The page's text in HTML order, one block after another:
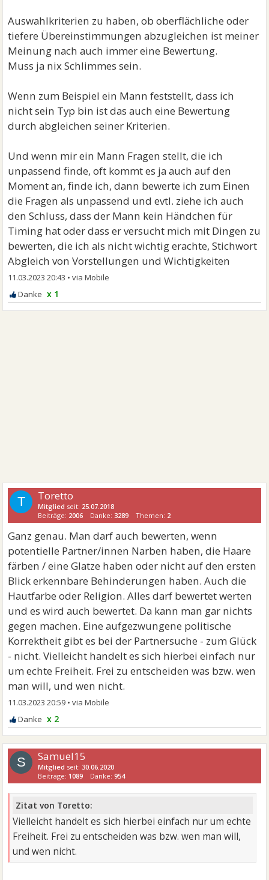
Auswahlkriterien zu haben, ob oberflächliche oder
tiefere Übereinstimmungen abzugleichen ist meiner
Meinung nach auch immer eine Bewertung.
Muss ja nix Schlimmes sein.
Wenn zum Beispiel ein Mann feststellt, dass ich
nicht sein Typ bin ist das auch eine Bewertung
durch abgleichen seiner Kriterien.
Und wenn mir ein Mann Fragen stellt, die ich
unpassend finde, oft kommt es ja auch auf den
Moment an, finde ich, dann bewerte ich zum Einen
die Fragen als unpassend und evtl. ziehe ich auch
den Schluss, dass der Mann kein Händchen für
Timing hat oder dass er versucht mich mit Dingen zu
bewerten, die ich als nicht wichtig erachte, Stichwort
Abgleich von Vorstellungen und Wichtigkeiten
11.03.2023 20:43 •
x 1
T Toretto
Mitglied seit: 25.07.2018
Beiträge: 2006 Danke: 3289 Themen: 2
Ganz genau. Man darf auch bewerten, wenn
potentielle Partner/innen Narben haben, die Haare
färben / eine Glatze haben oder nicht auf den ersten
Blick erkennbare Behinderungen haben. Auch die
Hautfarbe oder Religion. Alles darf bewertet werten
und es wird auch bewertet. Da kann man gar nichts
gegen machen. Eine aufgezwungene politische
Korrektheit gibt es bei der Partnersuche - zum Glück
- nicht. Vielleicht handelt es sich hierbei einfach nur
um echte Freiheit. Frei zu entscheiden was bzw. wen
man will, und wen nicht.
11.03.2023 20:59 •
x 2
S Samuel15
Mitglied seit: 30.06.2020
Beiträge: 1089 Danke:954
Zitat von Toretto:
Vielleicht handelt es sich hierbei einfach nur um echte
Freiheit. Frei zu entscheiden was bzw. wen man will,
und wen nicht.